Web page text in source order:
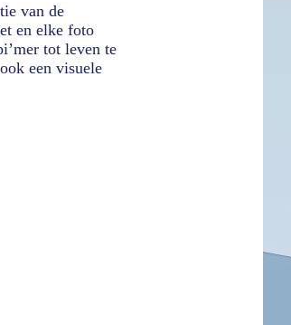
van de
en elke foto
tot leven te
een visuele